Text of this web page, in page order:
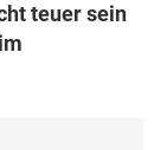
teuer sein